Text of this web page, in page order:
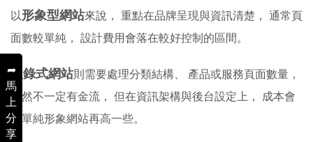
➦
馬
上
分
享
以形象型網站來說， 重點在品牌呈現與資訊清楚， 通常頁
面數較單純， 設計費用會落在較好控制的區間。
型錄式網站則需要處理分類結構、 產品或服務頁面數量，
雖然不一定有金流， 但在資訊架構與後台設定上， 成本會
比單純形象網站再高一些。